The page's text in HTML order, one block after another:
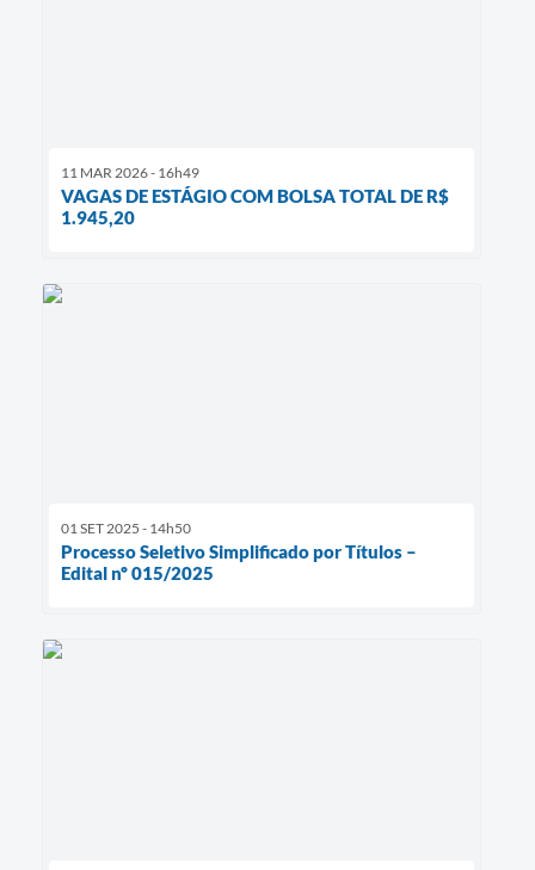
11 MAR 2026 - 16h49
VAGAS DE ESTÁGIO COM BOLSA TOTAL DE R$
1.945,20
01 SET 2025 - 14h50
Processo Seletivo Simplificado por Títulos –
Edital nº 015/2025